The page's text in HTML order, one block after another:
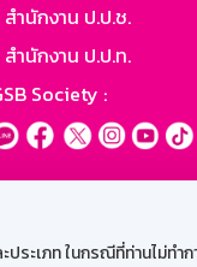
ะเภท ในกรณีที่ท่านไม่ทำก
ำนักงาน ป.ป.ช.
ำนักงาน ป.ป.ท.
Society :